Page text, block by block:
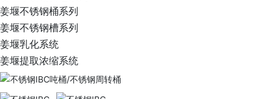
姜堰不锈钢桶系列
姜堰不锈钢槽系列
姜堰乳化系统
姜堰提取浓缩系统